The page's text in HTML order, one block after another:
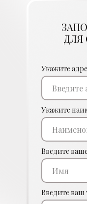
ДЛЯ
Укажите
Укажите
Введите
Введите ваш